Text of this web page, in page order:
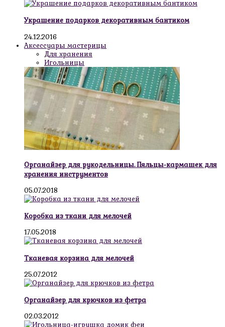
Украшение подарков декоративным бантиком
24.12.2016
Аксессуары мастерицы
Для хранения
Игольницы
Органайзер для рукодельницы. Пяльцы-кармашек для
хранения инструментов
05.07.2018
Коробка из ткани для мелочей
17.05.2018
Тканевая корзина для мелочей
25.07.2012
Органайзер для крючков из фетра
02.03.2012